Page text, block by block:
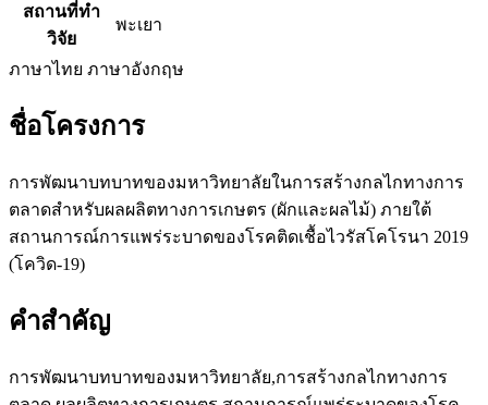
สถานที่ทำ
วิจัย
พะเยา
ภาษาไทย ภาษาอังกฤษ
ชื่อโครงการ
การพัฒนาบทบาทของมหาวิทยาลัยในการสร้างกลไกทางการ
ตลาดสำหรับผลผลิตทางการเกษตร (ผักและผลไม้) ภายใต้
สถานการณ์การแพร่ระบาดของโรคติดเชื้อไวรัสโคโรนา 2019
(โควิด-19)
คำสำคัญ
การพัฒนาบทบาทของมหาวิทยาลัย,การสร้างกลไกทางการ